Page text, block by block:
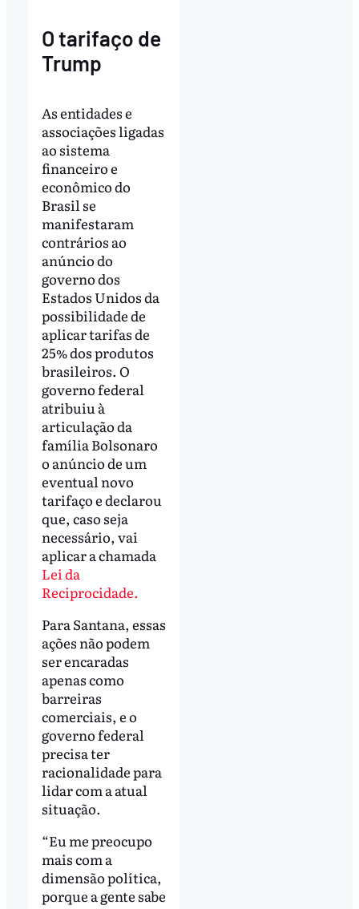
O tarifaço de
Trump
As entidades e
associações ligadas
ao sistema
financeiro e
econômico do
Brasil se
manifestaram
contrários ao
anúncio do
governo dos
Estados Unidos da
possibilidade de
aplicar tarifas de
25% dos produtos
brasileiros. O
governo federal
atribuiu à
articulação da
família Bolsonaro
o anúncio de um
eventual novo
tarifaço e declarou
que, caso seja
necessário, vai
aplicar a chamada
Lei da
Reciprocidade.
Para Santana, essas
ações não podem
ser encaradas
apenas como
barreiras
comerciais, e o
governo federal
precisa ter
racionalidade para
lidar com a atual
situação.
“Eu me preocupo
mais com a
dimensão política,
porque a gente sabe